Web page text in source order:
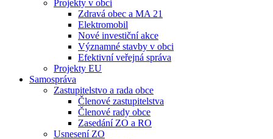
Projekty v obci
Zdravá obec a MA 21
Elektromobil
Nové investiční akce
Významné stavby v obci
Efektivní veřejná správa
Projekty EU
Samospráva
Zastupitelstvo a rada obce
Členové zastupitelstva
Členové rady obce
Zasedání ZO a RO
Usnesení ZO